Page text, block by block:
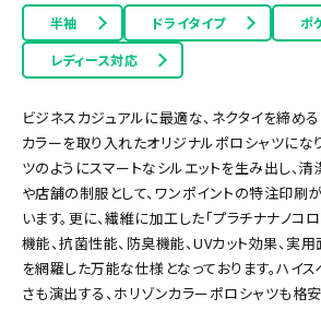
半袖 ドライタイプ
ポ
レディース対応
ビジネスカジュアルに最適な、ネクタイを締め
カラーを取り入れたオリジナルポロシャツにな
ツのようにスマートなシルエットを生み出し、
や店舗の制服として、ワンポイントの特注印刷
います。更に、繊維に加工した「プラチナナノコ
機能、抗菌性能、防臭機能、UVカット効果、実
を網羅した万能な仕様となっております。ハイ
さも演出する、ホリゾンカラーポロシャツも格